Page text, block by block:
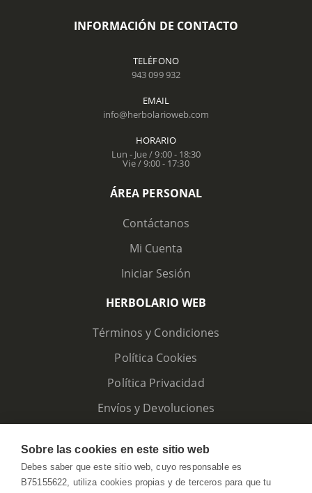
INFORMACIÓN DE CONTACTO
TELÉFONO
943 099 932
EMAIL
info@herbolarioweb.com
HORARIO
Lun - Jue / 9:00 - 18:30
Vie / 9:00 - 17:30
ÁREA PERSONAL
Contáctanos
Mi Cuenta
Iniciar Sesión
HERBOLARIO WEB
Términos y Condiciones
Política Cookies
Política Privacidad
Envíos y Devoluciones
Sobre las cookies en este sitio web
Debes saber que este sitio web, cuyo responsable es
B75155622, utiliza cookies propias y de terceros para que tu